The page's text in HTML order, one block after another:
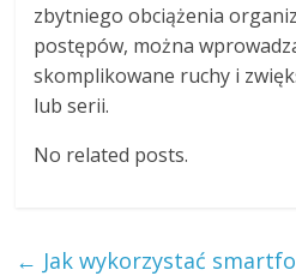
zbytniego obciążenia
postępów, można
skomplikowane ruchy i
lub serii.
No related posts.
← Jak wykorzystać